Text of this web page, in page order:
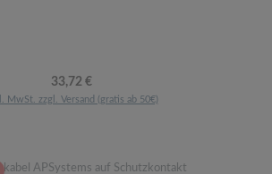
Regulärer Preis:
33,72 €
MwSt. zzgl. Versand (gratis ab 50€)